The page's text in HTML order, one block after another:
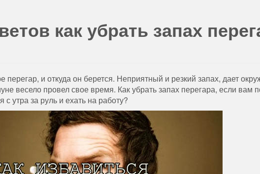
как убрать запах
перегар, и откуда он берется. Неприятный и резкий запах, дает
весело провел свое время. Как убрать запах перегара, если вам
с утра за руль и ехать на работу?